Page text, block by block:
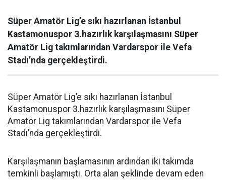
Süper Amatör Lig’e sıkı hazırlanan İstanbul
Kastamonuspor 3.hazırlık karşılaşmasını Süper
Amatör Lig takımlarından Vardarspor ile Vefa
Stadı’nda gerçekleştirdi.
Süper Amatör Lig’e sıkı hazırlanan İstanbul
Kastamonuspor 3.hazırlık karşılaşmasını Süper
Amatör Lig takımlarından Vardarspor ile Vefa
Stadı’nda gerçekleştirdi.
Karşılaşmanın başlamasının ardından iki takımda
temkinli başlamıştı. Orta alan şeklinde devam eden